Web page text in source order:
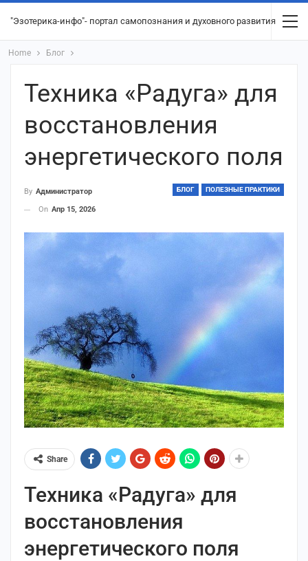
"Эзотерика-инфо"- портал самопознания и духовного развития
Home Блог
Техника «Радуга» для
восстановления
энергетического поля
БЛОГ ПОЛЕЗНЫЕ ПРАКТИКИ
By Администратор
On Апр 15, 2026
Share
Техника «Радуга» для
восстановления
энергетического поля